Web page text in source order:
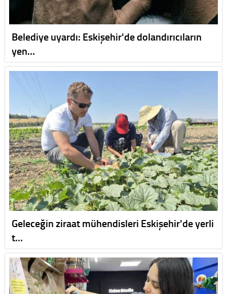
Belediye uyardı: Eskişehir'de dolandırıcıların
yen…
Geleceğin ziraat mühendisleri Eskişehir'de yerli
t…